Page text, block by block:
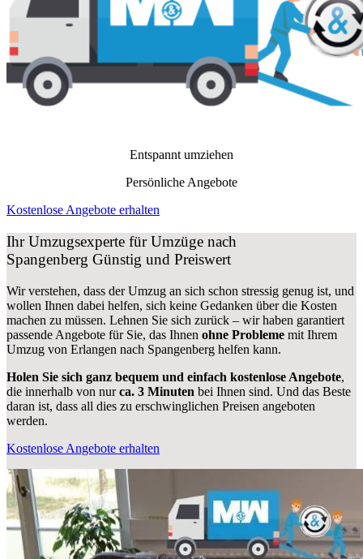
Entspannt umziehen
Persönliche Angebote
Kostenlose Angebote erhalten
Ihr Umzugsexperte für Umzüge nach
Spangenberg Günstig und Preiswert
Wir verstehen, dass der Umzug an sich schon stressig genug ist, und
wollen Ihnen dabei helfen, sich keine Gedanken über die Kosten
machen zu müssen. Lehnen Sie sich zurück – wir haben garantiert
passende Angebote für Sie, das Ihnen ohne Probleme mit Ihrem
Umzug von Erlangen nach Spangenberg helfen kann.
Holen Sie sich ganz bequem und einfach kostenlose Angebote,
die innerhalb von nurca. 3 Minuten bei Ihnen sind. Und das Beste
daran ist, dass all dies zu erschwinglichen Preisen angeboten
werden.
Kostenlose Angebote erhalten